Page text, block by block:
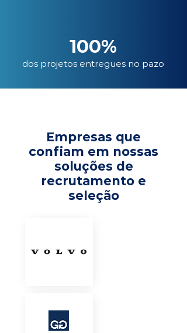
100%
dos projetos entregues no pazo
Empresas que
confiam em nossas
soluções de
recrutamento e
seleção